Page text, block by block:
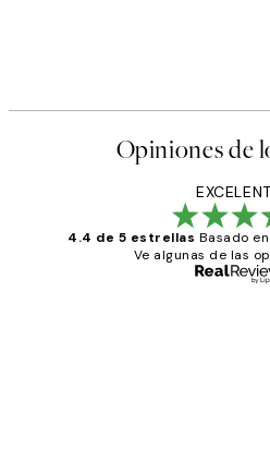
Opiniones de
4.4 de 5 estrellas Basado
Ve algunas de las